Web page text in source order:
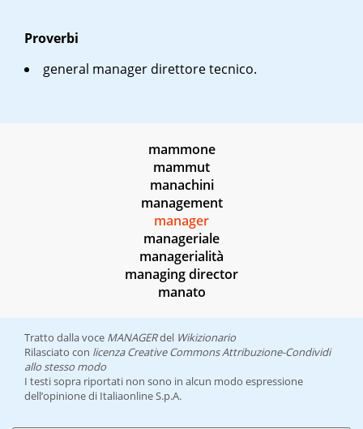
Proverbi
general manager direttore tecnico.
mammone
mammut
manachini
management
manager
manageriale
managerialità
managing director
manato
Tratto dalla voce MANAGERdel Wikizionario
Rilasciato con licenza Creative Commons Attribuzione-Condividi
allo stesso modo
I testi sopra riportati non sono in alcun modo espressione
dell’opinione di Italiaonline S.p.A.